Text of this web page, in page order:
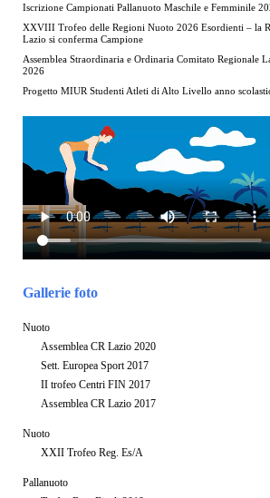
Iscrizione Campionati Pallanuoto Maschile e Femminile
XXVIII Trofeo delle Regioni Nuoto 2026 Esordienti – la
Lazio si conferma Campione
Assemblea Straordinaria e Ordinaria Comitato Regionale
2026
Progetto MIUR Studenti Atleti di Alto Livello anno
Gallerie foto
Nuoto
Assemblea CR Lazio 2020
Sett. Europea Sport 2017
II trofeo Centri FIN 2017
Assemblea CR Lazio 2017
Nuoto
XXII Trofeo Reg. Es/A
Pallanuoto